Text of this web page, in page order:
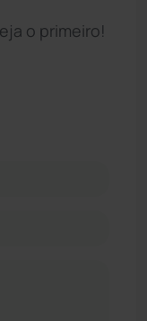
o primeiro!